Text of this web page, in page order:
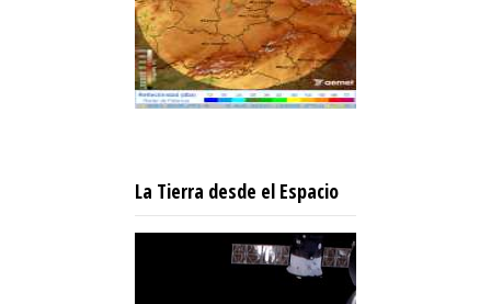
La Tierra desde el Espacio